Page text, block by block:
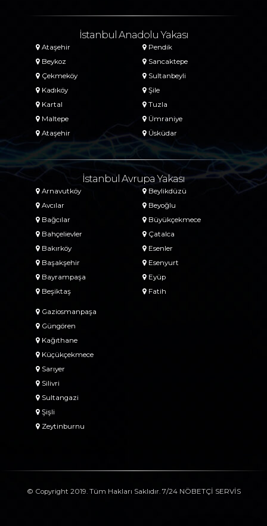
İstanbul Anadolu Yakası
Ataşehir
Beykoz
Çekmeköy
Kadıköy
Kartal
Maltepe
Ataşehir
Pendik
Sancaktepe
Sultanbeyli
Şile
Tuzla
Ümraniye
Üsküdar
İstanbul Avrupa Yakası
Arnavutköy
Avcılar
Bağcılar
Bahçelievler
Bakırköy
Başakşehir
Bayrampaşa
Beşiktaş
Beylikdüzü
Beyoğlu
Büyükçekmece
Çatalca
Esenler
Esenyurt
Eyüp
Fatih
Gaziosmanpaşa
Güngören
Kağıthane
Küçükçekmece
Sarıyer
Silivri
Sultangazi
Şişli
Zeytinburnu
© Copyright 2019. Tüm Hakları Saklıdır. 7/24 NÖBETÇİ SERVİS